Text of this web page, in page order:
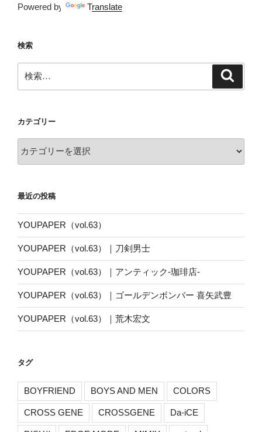
Powered by Translate
検索
索:
カテゴリー
テ
ー
最近の投稿
YOUPAPER（vol.63）
YOUPAPER（vol.63）｜刀剣男士
YOUPAPER（vol.63）｜アンティック-珈琲店-
YOUPAPER（vol.63）｜ゴールデンボンバー 喜矢武豊
YOUPAPER（vol.63）｜荒木宏文
タグ
BOYFRIEND BOYS AND MEN COLORS
CROSS GENE CROSSGENE Da-iCE